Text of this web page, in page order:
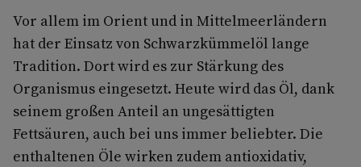
Vor allem im Orient und in Mittelmeerländern
hat der Einsatz von Schwarzkümmelöl lange
Tradition. Dort wird es zur Stärkung des
Organismus eingesetzt. Heute wird das Öl, dank
seinem großen Anteil an ungesättigten
Fettsäuren, auch bei uns immer beliebter. Die
enthaltenen Öle wirken zudem antioxidativ,